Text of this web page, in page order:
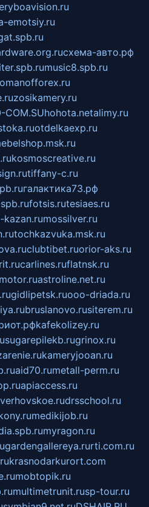
emotsiy.ru
схема-авто.рф
music8.spb.ru
zosikamery.ru
COM.SUhohota.netalimy.ru
otdelkaexp.ru
kosmoscreative.ru
tiffany-c.ru
галактика73.рф
fotsis.rutesiaes.ru
kazan.rumossilver.ru
tochkazvuka.msk.ru
clubtibet.ruorior-aks.ru
carlines.ruflatnsk.ru
astroline.net.ru
gidlipetsk.ruooo-driada.ru
bruslanovo.rusiterem.ru
kafekolizey.ru
sugarepilekb.rugrinox.ru
kameryjooan.ru
aid70.rumetall-perm.ru
apiaccess.ru
drsschool.ru
medikijob.ru
myragon.ru
gardengallereya.rurti.com.ru
krasnodarkurort.com
mobtopik.ru
multimetrunit.rusp-tour.ru